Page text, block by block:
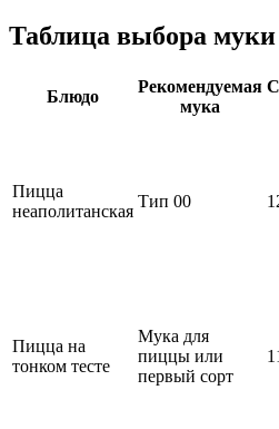
Таблица выбора
Блюдо
Рекомендуемая
мука
Пицца
неаполитанская
Тип 00
Пицца на
тонком тесте
Мука для
пиццы или
первый сорт